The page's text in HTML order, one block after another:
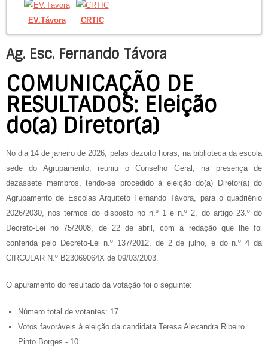
EV.Távora CRTIC
Ag. Esc. Fernando Távora
COMUNICAÇÃO DE
RESULTADOS: Eleição
do(a) Diretor(a)
No dia 14 de janeiro de 2026, pelas dezoito horas, na biblioteca da escola
sede do Agrupamento, reuniu o Conselho Geral, na presença de
dezassete membros, tendo-se procedido à eleição do(a) Diretor(a) do
Agrupamento de Escolas Arquiteto Fernando Távora, para o quadriénio
2026/2030, nos termos do disposto no n.º 1 e n.º 2, do artigo 23.º do
Decreto-Lei no 75/2008, de 22 de abril, com a redação que lhe foi
conferida pelo Decreto-Lei n.º 137/2012, de 2 de julho, e do n.º 4 da
CIRCULAR N.º B23069064X de 09/03/2003.
O apuramento do resultado da votação foi o seguinte:
Número total de votantes: 17
Votos favoráveis à eleição da candidata Teresa Alexandra Ribeiro
Pinto Borges - 10